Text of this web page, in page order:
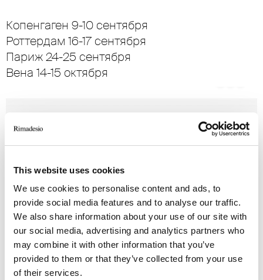
This website uses cookies
We use cookies to personalise content and ads, to
provide social media features and to analyse our traffic.
We also share information about your use of our site with
our social media, advertising and analytics partners who
may combine it with other information that you’ve
provided to them or that they’ve collected from your use
of their services.
Копенгаген 9-10 сентября
Роттердам 16-17 сентября
Париж 24-25 сентября
Вена 14-15 октября